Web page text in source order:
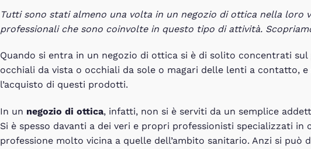
Tutti sono stati almeno una volta in un negozio di ottica nella
professionali che sono coinvolte in questo tipo di attività.
Quando si entra in un negozio di ottica si è di solito concentrati
occhiali da vista o occhiali da sole o magari delle lenti a contatto,
l’acquisto di questi prodotti.
In un negozio di ottica, infatti, non si è serviti da un semplice
Si è spesso davanti a dei veri e propri professionisti specializzati
professione molto vicina a quelle dell’ambito sanitario. Anzi si